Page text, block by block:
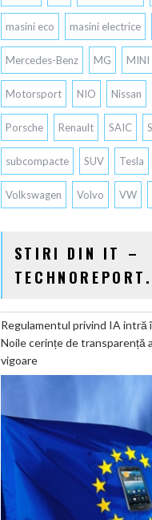
masini eco masini electrice
Mercedes-Benz MG MINI
Motorsport NIO Nissan
Porsche Renault SAIC
subcompacte SUV Tesla
Volkswagen Volvo VW
STIRI DIN IT –
Regulamentul privind IA intră
Noile cerințe de transparență
vigoare